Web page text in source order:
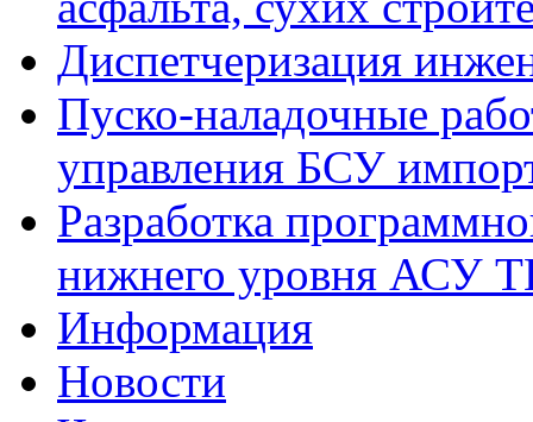
Диспетчеризация
Пуско-наладочные
управления БСУ
Разработка
нижнего уровня АСУ
Информация
Новости